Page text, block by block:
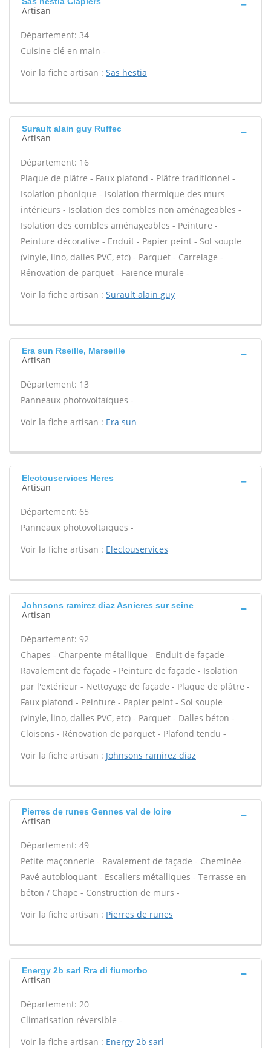
Artisan
Département: 34
Cuisine clé en main -
Voir la fiche artisan : Sas hestia
Surault alain guy Ruffec
Artisan
Département: 16
Plaque de plâtre - Faux plafond - Plâtre traditionnel -
Isolation phonique - Isolation thermique des murs
intérieurs - Isolation des combles non aménageables -
Isolation des combles aménageables - Peinture -
Peinture décorative - Enduit - Papier peint - Sol souple
(vinyle, lino, dalles PVC, etc) - Parquet - Carrelage -
Rénovation de parquet - Faïence murale -
Voir la fiche artisan : Surault alain guy
Era sun Rseille, Marseille
Artisan
Département: 13
Panneaux photovoltaïques -
Voir la fiche artisan : Era sun
Electouservices Heres
Artisan
Département: 65
Panneaux photovoltaïques -
Voir la fiche artisan : Electouservices
Johnsons ramirez diaz Asnieres sur seine
Artisan
Département: 92
Chapes - Charpente métallique - Enduit de façade -
Ravalement de façade - Peinture de façade - Isolation
par l'extérieur - Nettoyage de façade - Plaque de plâtre -
Faux plafond - Peinture - Papier peint - Sol souple
(vinyle, lino, dalles PVC, etc) - Parquet - Dalles béton -
Cloisons - Rénovation de parquet - Plafond tendu -
Voir la fiche artisan : Johnsons ramirez diaz
Pierres de runes Gennes val de loire
Artisan
Département: 49
Petite maçonnerie - Ravalement de façade - Cheminée -
Pavé autobloquant - Escaliers métalliques - Terrasse en
béton / Chape - Construction de murs -
Voir la fiche artisan : Pierres de runes
Energy 2b sarl Rra di fiumorbo
Artisan
Département: 20
Climatisation réversible -
Voir la fiche artisan : Energy 2b sarl